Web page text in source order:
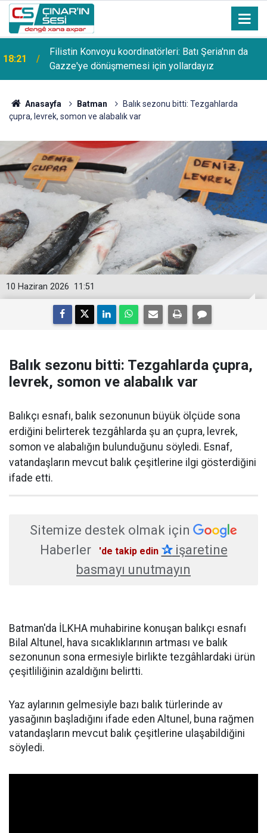
18:21
Filistin Konvoyu koordinatörleri: Batı Şeria'nın da
Gazze'ye dönüşmemesi için yollardayız
Anasayfa Batman
Balık sezonu bitti: Tezgahlarda
çupra, levrek, somon ve alabalık var
11:51
10 Haziran 2026
Balık sezonu bitti: Tezgahlarda çupra,
levrek, somon ve alabalık var
Balıkçı esnafı, balık sezonunun büyük ölçüde sona
erdiğini belirterek tezgâhlarda şu an çupra, levrek,
somon ve alabalığın bulunduğunu söyledi. Esnaf,
vatandaşların mevcut balık çeşitlerine ilgi gösterdiğini
ifade etti.
Sitemize destek olmak için
Haberler
'de takip edin ✰işaretine
basmayı unutmayın
Batman'da İLKHA muhabirine konuşan balıkçı esnafı
Bilal Altunel, hava sıcaklıklarının artması ve balık
sezonunun sona ermesiyle birlikte tezgâhlardaki ürün
çeşitliliğinin azaldığını belirtti.
Yaz aylarının gelmesiyle bazı balık türlerinde av
yasağının başladığını ifade eden Altunel, buna rağmen
vatandaşların mevcut balık çeşitlerine ulaşabildiğini
söyledi.